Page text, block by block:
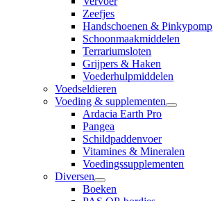
Zeefjes
Handschoenen & Pinkypomp
Schoonmaakmiddelen
Terrariumsloten
Grijpers & Haken
Voederhulpmiddelen
Voedseldieren
Voeding & supplementen
Ardacia Earth Pro
Pangea
Schildpaddenvoer
Vitamines & Mineralen
Voedingssupplementen
Diversen
Boeken